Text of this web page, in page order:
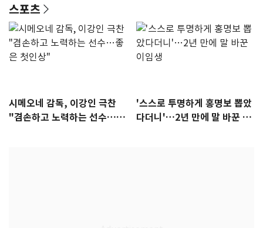
스포츠
시메오네 감독, 이강인 극찬
"겸손하고 노력하는 선수…좋
'스스로 투명하게 홍명보 뽑았
다더니'…2년 만에 말 바꾼 이